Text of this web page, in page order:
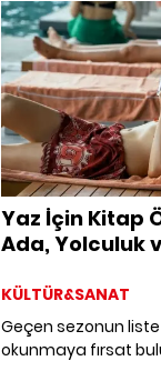
Yaz İçin Kitap
Ada, Yolculuk
KÜLTÜR&SANAT
Geçen sezonun
okunmaya fırsat